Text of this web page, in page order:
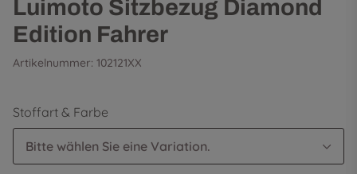
Luimoto Sitzbezug Diamond
Edition Fahrer
Artikelnummer: 102121XX
Stoffart & Farbe
Bitte wählen Sie eine Variation.